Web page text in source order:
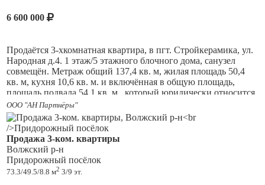
Дома располагаются в спокойном месте.
остановка общественного транспорта.
5 минут до Ракитовского шоссе.
Поможем с оформлением ипотеки.
6 600 000
Продаётся 3-хкомнатная квартира, в пгт. Стройкерамика, ул.
Народная д.4. 1 этаж/5 этажного блочного дома, санузел
совмещён. Метраж общий 137,4 кв. м, жилая площадь 50,4
кв. м, кухня 10,6 кв. м. и включённая в общую площадь,
площадь подвала 54,1 кв. м., который юридически относится
к квартире. Квартира в жилом состоянии. Пластиковые окна,
новые трубы, новая газовая колонка, встроенный кухонный
гарнитур. Балкона нет. Можно использовать как
коммерческое помещение (по документам назначение:
нежилое). Отдельный свой вход с улицы. Рядом школа,
детский сад, магазины. Один взрослый собственник. Только
за наличный расчёт. Возможен торг. Звоните.
ООО "АН Партнёры"
Продажа 3-ком. квартиры
Волжский р-н
Придорожный посёлок
73.3/49.5/8.8 м2 3/9 эт.